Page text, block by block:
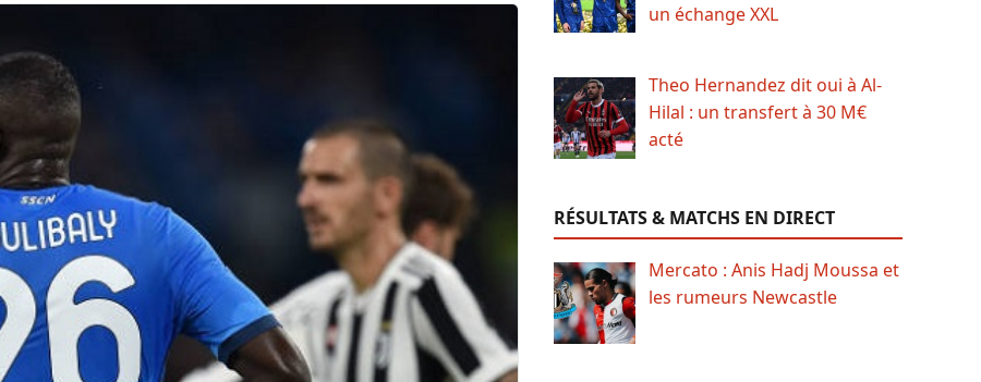
un échange XXL
Theo Hernandez dit oui à Al-
Hilal : un transfert à 30 M€
acté
RÉSULTATS & MATCHS EN DIRECT
Mercato : Anis Hadj Moussa et
les rumeurs Newcastle